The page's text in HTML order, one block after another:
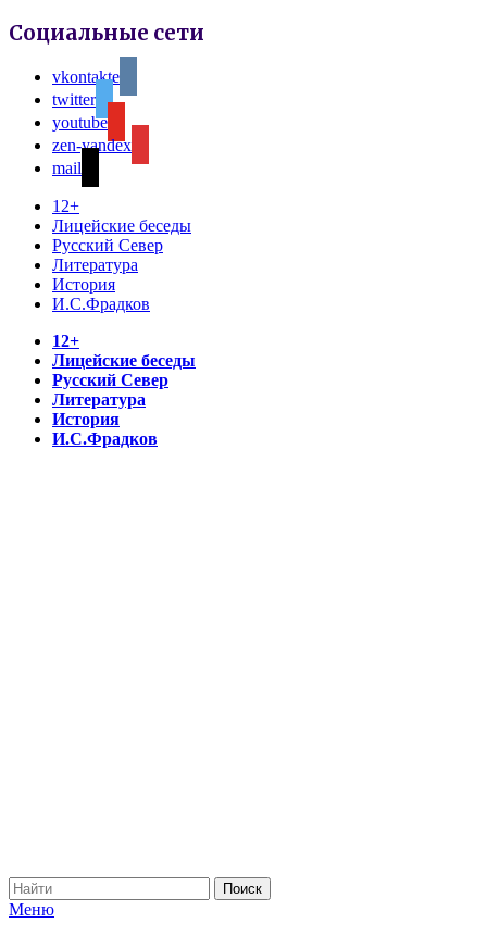
Социальные сети
vkontakte
twitter
youtube
zen-yandex
mail
12+
Лицейские беседы
Русский Север
Литература
История
И.С.Фрадков
12+
Лицейские беседы
Русский Север
Литература
История
И.С.Фрадков
Меню